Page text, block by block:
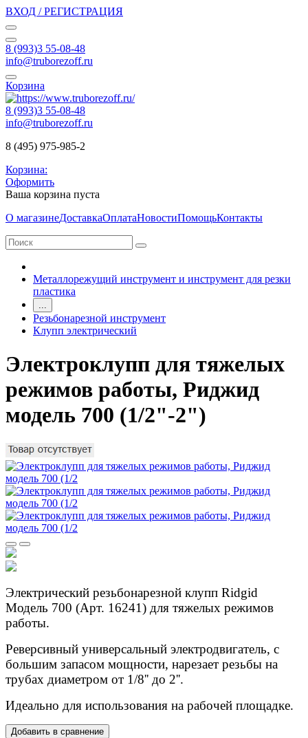
ВХОД / РЕГИСТРАЦИЯ
8 (993)3 55-08-48
info@truborezoff.ru
Корзина
8 (993)3 55-08-48
info@truborezoff.ru
8 (495) 975-985-2
Корзина:
Оформить
Ваша корзина пуста
О магазинеДоставкаОплатаНовостиПомощьКонтакты
Металлорежущий инструмент и инструмент для резки
пластика
...
Резьбонарезной инструмент
Клупп электрический
Электроклупп для тяжелых
режимов работы, Риджид
модель 700 (1/2"-2")
Электрический резьбонарезной клупп Ridgid
Модель 700 (Арт. 16241) для тяжелых режимов
работы.
Реверсивный универсальный электродвигатель, с
большим запасом мощности, нарезает резьбы на
трубах диаметром от 1/8'' до 2''.
Идеально для использования на рабочей площадке.
Добавить в сравнение